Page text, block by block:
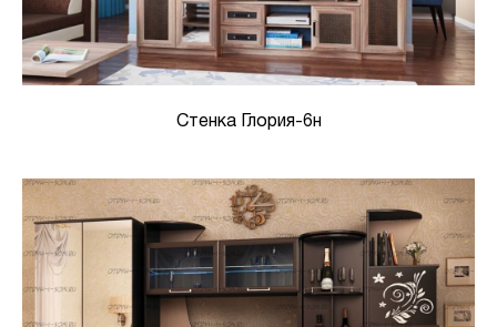
Стенка Глория-6н